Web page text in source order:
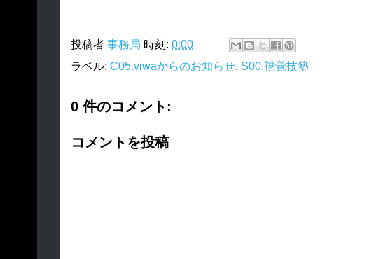
投稿者 事務局 時刻: 0:00
ラベル: C05.viwaからのお知らせ, S00.視覚技塾
0 件のコメント:
コメントを投稿